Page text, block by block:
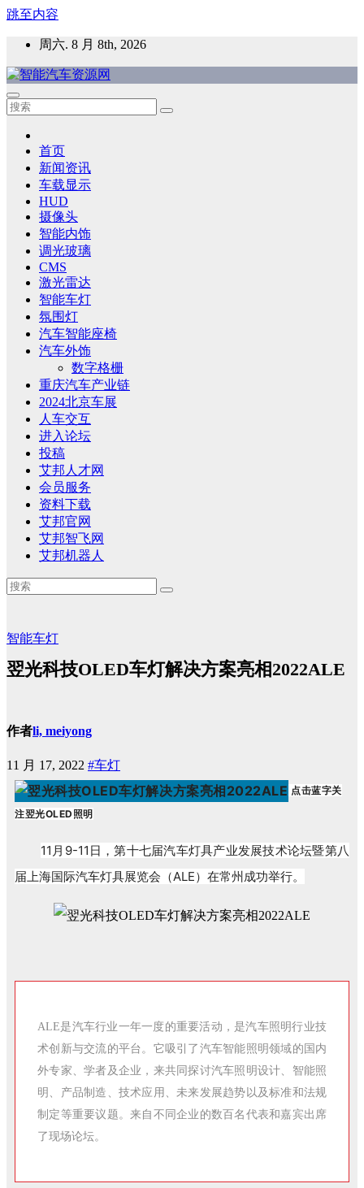
跳至内容
周六. 8 月 8th, 2026
智能汽车资源网
智能表面，智能内饰，新能源汽车，HMI，人车交互，智能车
首页
新闻资讯
车载显示
HUD
摄像头
智能内饰
调光玻璃
CMS
激光雷达
智能车灯
氛围灯
汽车智能座椅
汽车外饰
数字格栅
重庆汽车产业链
2024北京车展
人车交互
进入论坛
投稿
艾邦人才网
会员服务
资料下载
艾邦官网
艾邦智飞网
艾邦机器人
智能车灯
翌光科技OLED车灯解决方案亮相2022ALE
作者li, meiyong
11 月 17, 2022 #车灯
点击蓝字关
注翌光OLED照明
11月9-11日，第十七届汽车灯具产业发展技术论坛暨第八
届上海国际汽车灯具展览会（ALE）在常州成功举行。
ALE是汽车行业一年一度的重要活动，是汽车照明行业技
术创新与交流的平台。它吸引了汽车智能照明领域的国内
外专家、学者及企业，来共同探讨汽车照明设计、智能照
明、产品制造、技术应用、未来发展趋势以及标准和法规
制定等重要议题。来自不同企业的数百名代表和嘉宾出席
了现场论坛。